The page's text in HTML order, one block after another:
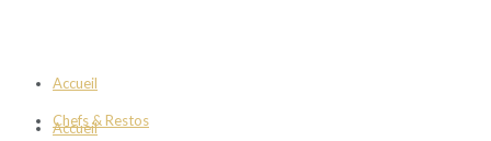
Accueil
Chefs & Restos
Accueil